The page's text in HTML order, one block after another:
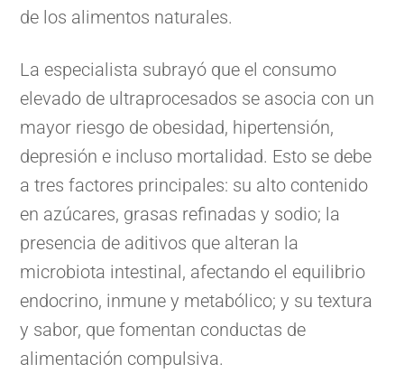
de los alimentos naturales.
La especialista subrayó que el consumo
elevado de ultraprocesados se asocia con un
mayor riesgo de obesidad, hipertensión,
depresión e incluso mortalidad. Esto se debe
a tres factores principales: su alto contenido
en azúcares, grasas refinadas y sodio; la
presencia de aditivos que alteran la
microbiota intestinal, afectando el equilibrio
endocrino, inmune y metabólico; y su textura
y sabor, que fomentan conductas de
alimentación compulsiva.